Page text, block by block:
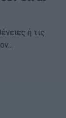
ή τις